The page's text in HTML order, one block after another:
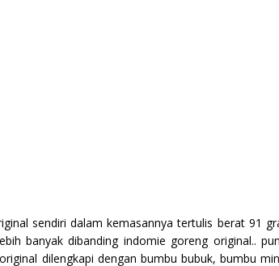
sendiri dalam kemasannya tertulis berat 91
banyak dibanding indomie goreng original..
dilengkapi dengan bumbu bubuk, bumbu